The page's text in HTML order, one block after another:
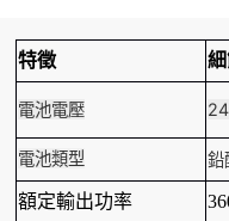
特徵
電池電壓
電池類型 鉛
額定輸出功率